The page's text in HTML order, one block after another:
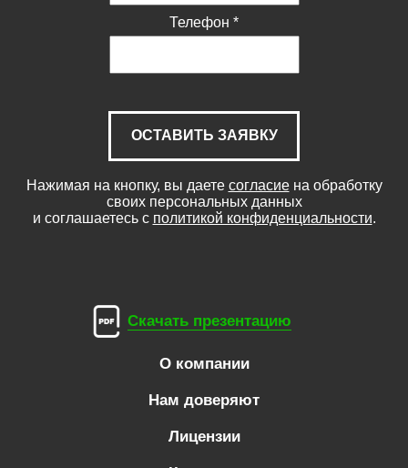
Телефон *
ОСТАВИТЬ ЗАЯВКУ
Нажимая на кнопку, вы даете согласиена обработку
своих персональных данных
и соглашаетесь с политикой конфиденциальности.
Скачать презентацию
О компании
Нам доверяют
Лицензии